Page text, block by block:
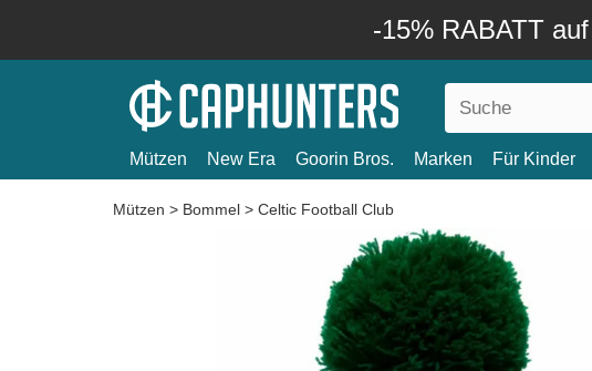
-15% RABATT
Mützen New Era Goorin Bros. Marken Für Kinder
Mützen > Bommel > Celtic Football Club